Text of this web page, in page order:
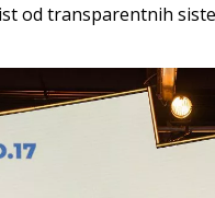
od transparentnih